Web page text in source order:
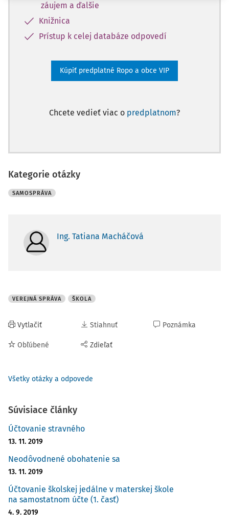
záujem a ďalšie
Knižnica
Prístup k celej databáze odpovedí
Kúpiť predplatné Ropo a obce VIP
Chcete vedieť viac o predplatnom?
Kategorie otázky
SAMOSPRÁVA
Ing. Tatiana Macháčová
VEREJNÁ SPRÁVA ŠKOLA
Vytlačiť
Obľúbené
Stiahnuť
Zdieľať
Poznámka
Všetky otázky a odpovede
Súvisiace články
Účtovanie stravného
13. 11. 2019
Neodôvodnené obohatenie sa
13. 11. 2019
Účtovanie školskej jedálne v materskej škole
na samostatnom účte (1. časť)
4. 9. 2019